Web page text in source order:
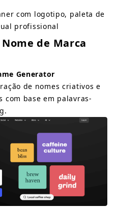
com logotipo, paleta de
profissional
de Marca
Generator
de nomes criativos e
com base em palavras-